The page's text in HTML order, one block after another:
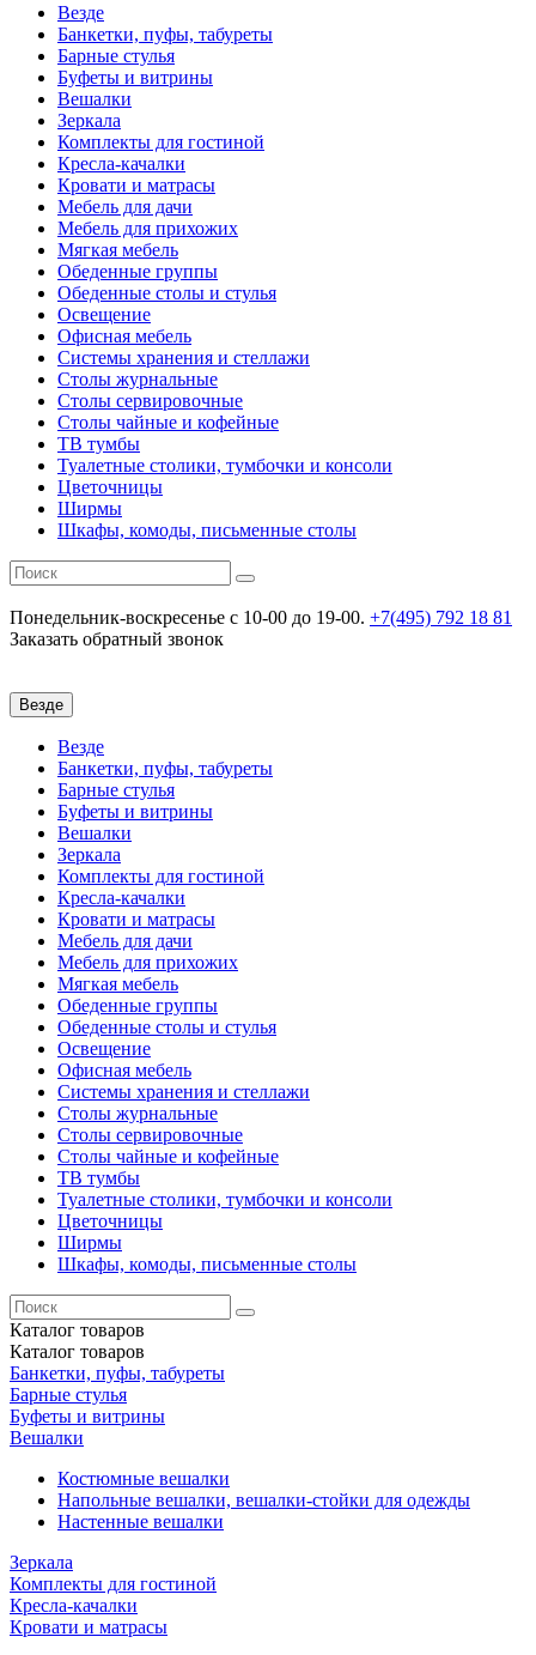
Везде
Банкетки, пуфы, табуреты
Барные стулья
Буфеты и витрины
Вешалки
Зеркала
Комплекты для гостиной
Кресла-качалки
Кровати и матрасы
Мебель для дачи
Мебель для прихожих
Мягкая мебель
Обеденные группы
Обеденные столы и стулья
Освещение
Офисная мебель
Системы хранения и стеллажи
Столы журнальные
Столы сервировочные
Столы чайные и кофейные
ТВ тумбы
Туалетные столики, тумбочки и консоли
Цветочницы
Ширмы
Шкафы, комоды, письменные столы
Понедельник-воскресенье c 10-00 до 19-00. +7(495) 792 18 81
Заказать обратный звонок
Везде
Везде
Банкетки, пуфы, табуреты
Барные стулья
Буфеты и витрины
Вешалки
Зеркала
Комплекты для гостиной
Кресла-качалки
Кровати и матрасы
Мебель для дачи
Мебель для прихожих
Мягкая мебель
Обеденные группы
Обеденные столы и стулья
Освещение
Офисная мебель
Системы хранения и стеллажи
Столы журнальные
Столы сервировочные
Столы чайные и кофейные
ТВ тумбы
Туалетные столики, тумбочки и консоли
Цветочницы
Ширмы
Шкафы, комоды, письменные столы
Каталог товаров
Каталог товаров
Банкетки, пуфы, табуреты
Барные стулья
Буфеты и витрины
Вешалки
Костюмные вешалки
Напольные вешалки, вешалки-стойки для одежды
Настенные вешалки
Зеркала
Комплекты для гостиной
Кресла-качалки
Кровати и матрасы